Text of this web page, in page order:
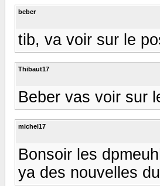
beber
tib, va voir sur le
Thibaut17
Beber vas voir sur
michel17
Bonsoir les
ya des nouvelles